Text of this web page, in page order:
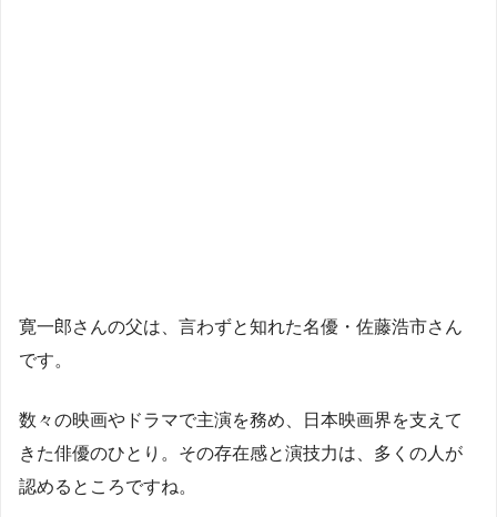
寛一郎さんの父は、言わずと知れた名優・佐藤浩市さん
です。
数々の映画やドラマで主演を務め、日本映画界を支えて
きた俳優のひとり。その存在感と演技力は、多くの人が
認めるところですね。